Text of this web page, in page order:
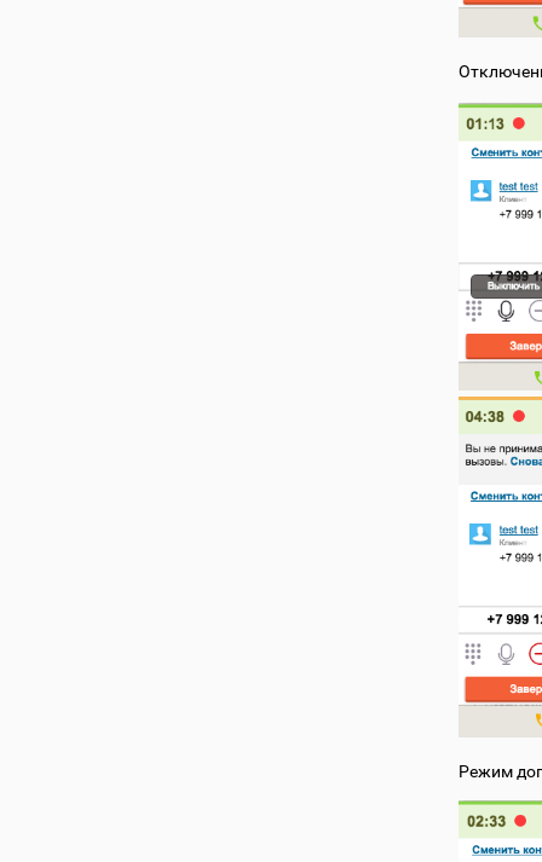
Режим